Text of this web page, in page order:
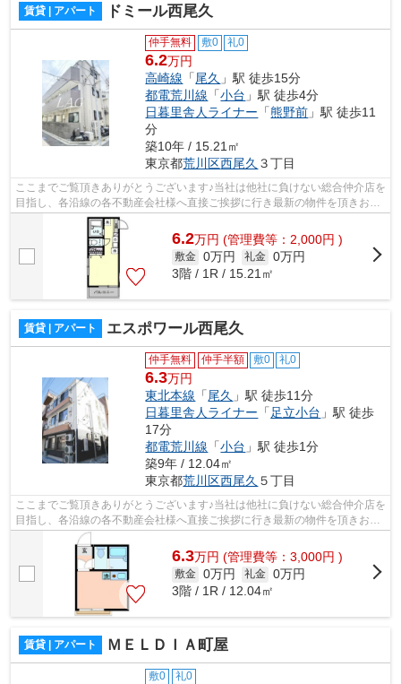
賃貸 | アパート ドミール西尾久
仲手無料 敷0 礼0
6.2万円
高崎線 「尾久 」駅 徒歩15分
都電荒川線 「小台 」駅 徒歩4分
日暮里舎人ライナー 「熊野前 」駅 徒歩11
分
築10年 / 15.21㎡
東京都荒川区西尾久 ３丁目
ここまでご覧頂きありがとうございます♪当社は他社に負けない総合仲介店を
目指し、各沿線の各不動産会社様へ直接ご挨拶に行き最新の物件を頂きお客
様へ提供しております！最新の情報は...
6.2万円 (管理費等：2,000円 )
敷金 0万円 礼金 0万円
3階 / 1R / 15.21㎡
賃貸 | アパート エスポワール西尾久
仲手無料 仲手半額 敷0 礼0
6.3万円
東北本線 「尾久 」駅 徒歩11分
日暮里舎人ライナー 「 足立小台 」駅 徒歩
17分
都電荒川線 「小台 」駅 徒歩1分
築9年 / 12.04㎡
東京都荒川区西尾久 ５丁目
ここまでご覧頂きありがとうございます♪当社は他社に負けない総合仲介店を
目指し、各沿線の各不動産会社様へ直接ご挨拶に行き最新の物件を頂きお客
様へ提供しております！最新の情報は...
6.3万円 (管理費等：3,000円 )
敷金 0万円 礼金 0万円
3階 / 1R / 12.04㎡
賃貸 | アパート ＭＥＬＤＩＡ町屋
敷0 礼0